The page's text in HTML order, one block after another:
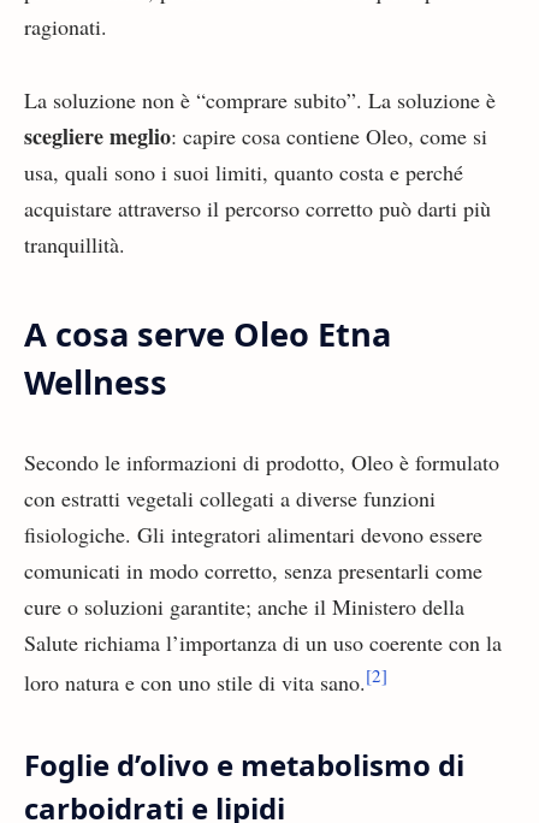
ragionati.
La soluzione non è “comprare subito”. La soluzione è
scegliere meglio: capire cosa contiene Oleo, come si
usa, quali sono i suoi limiti, quanto costa e perché
acquistare attraverso il percorso corretto può darti più
tranquillità.
A cosa serve Oleo Etna
Wellness
Secondo le informazioni di prodotto, Oleo è formulato
con estratti vegetali collegati a diverse funzioni
fisiologiche. Gli integratori alimentari devono essere
comunicati in modo corretto, senza presentarli come
cure o soluzioni garantite; anche il Ministero della
Salute richiama l’importanza di un uso coerente con la
loro natura e con uno stile di vita sano.[2]
Foglie d’olivo e metabolismo di
carboidrati e lipidi